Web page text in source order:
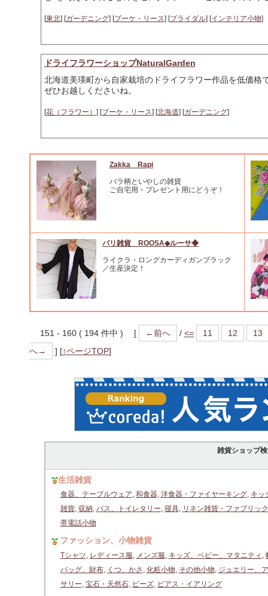
[東北] [ガーデニング] [ブーケ・リース] [ブライダル] [インテリア小物]
ドライフラワーショップNaturalGarden
北海道美瑛町から自家栽培のドライフラワー作品を低価格
ぜひお越しくださいね。
[花（フラワー） ] [ブーケ・リース] [北海道] [ガーデニング]
Zakka Rapi
バラ柄といやしの雑貨
ご自宅用・プレゼント用にどうぞ！
バリ雑貨 ROOSA◆ルーサ◆
ライクラ・ロングカーディガンブラック
／生産決定！
151 - 160 ( 194 件中 ) [ ←前へ / <= 11 12
13
へ→
] [↑ページTOP]
雑貨ショップ
生活雑貨
食器、テーブルウェア, 和食器, 洋食器・ファイヤーキング, キッ
雑貨, 収納, バス、トイレタリー, 寝具, リネン雑貨・ファブリック
帯電話小物
ファッション、小物雑貨
Tシャツ, レディース服, メンズ服, キッズ、ベビー、マタニティ ,
バッグ、財布, くつ、かさ , 化粧小物, その他小物, ジュエリー、
サリー, 宝石・天然石, ビーズ, ピアス・イアリング